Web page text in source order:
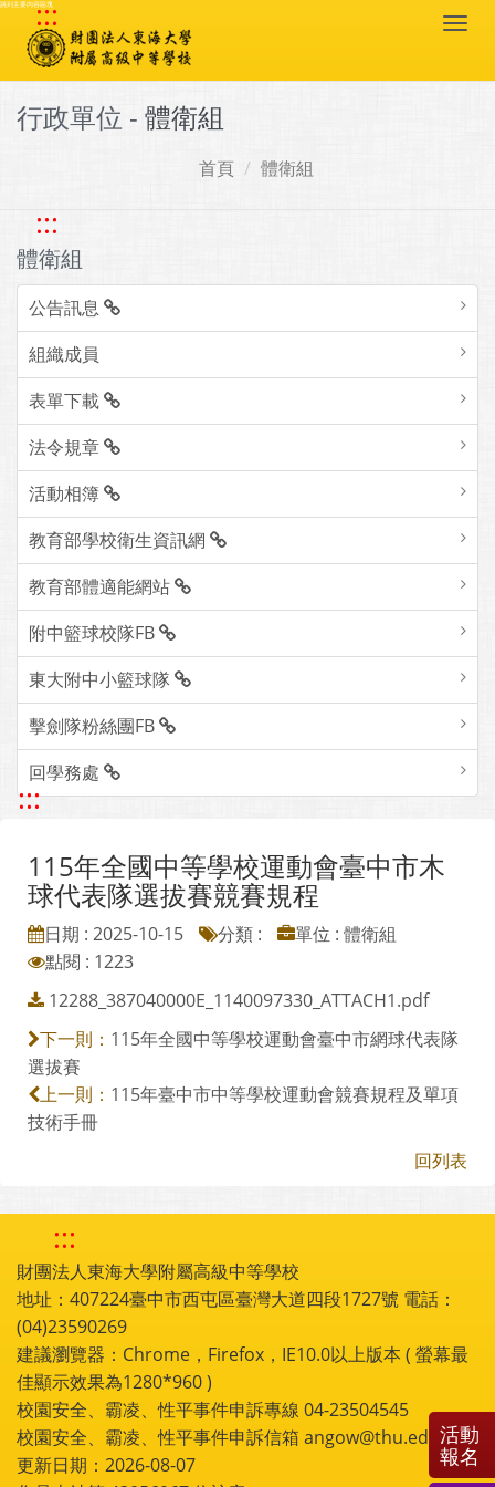
跳到主要內容區塊
:::
行政單位 - 體衛組
首頁 體衛組
:::
體衛組
公告訊息
組織成員
表單下載
法令規章
活動相簿
教育部學校衛生資訊網
教育部體適能網站
附中籃球校隊FB
東大附中小籃球隊
擊劍隊粉絲團FB
回學務處
:::
115年全國中等學校運動會臺中市木
球代表隊選拔賽競賽規程
日期 : 2025-10-15 分類 :
單位 : 體衛組
點閱 : 1223
12288_387040000E_1140097330_ATTACH1.pdf
下一則： 115年全國中等學校運動會臺中市網球代表隊
選拔賽
上一則： 115年臺中市中等學校運動會競賽規程及單項
技術手冊
回列表
:::
財團法人東海大學附屬高級中等學校
地址：407224臺中市西屯區臺灣大道四段1727號 電話：
(04)23590269
建議瀏覽器：Chrome，Firefox，IE10.0以上版本 ( 螢幕最
佳顯示效果為1280*960 )
校園安全、霸凌、性平事件申訴專線 04-23504545
校園安全、霸凌、性平事件申訴信箱 angow@thu.edu.tw
更新日期：2026-08-07
活動
報名